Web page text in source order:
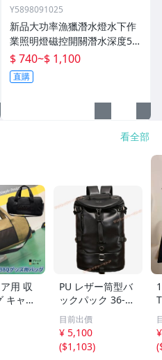
Y5898091025
新品大功率漁獵潛水燈水下作
業照明燈磁控開關潛水深度50
米高流明
$ 740~$ 1,100
直購
看全部
用 収
キャン
肩
ダー
袋 キ
容量
PU レザー筒型バ
ックパック 36-55
L 大容量 2 色展開
防水拡張機能付
登山・旅行・通勤
メンズリュック
目前出價
¥ 5,100
($1,103)
(